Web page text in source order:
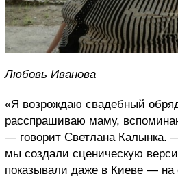
Любовь Иванова
«Я возрождаю свадебный
расспрашиваю маму,
— говорит Светлана Калынка.
мы создали сценическую
показывали даже в Киеве — на